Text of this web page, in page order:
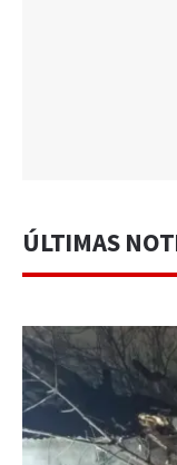
ÚLTIMAS